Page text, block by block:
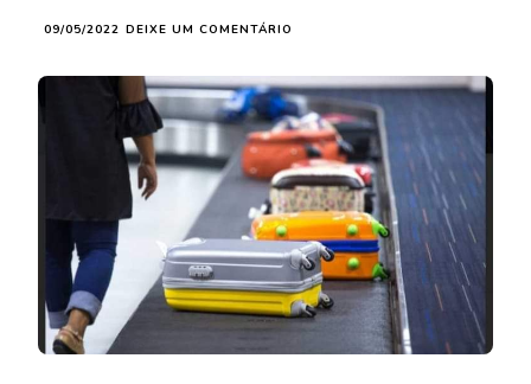
09/05/2022 DEIXE UM COMENTÁRIO
SE
DESPACHO
DE
BAGAGENS
VOLTARÁ
A
SER
GRATUITO